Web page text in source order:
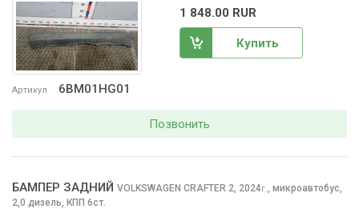
Артикул 6BM01HG01
1 848.00 RUR
Купить
Позвонить
БАМПЕР ЗАДНИЙ VOLKSWAGEN CRAFTER 2, 2024г., микроавтобус,
2,0 дизель, КПП 6ст.